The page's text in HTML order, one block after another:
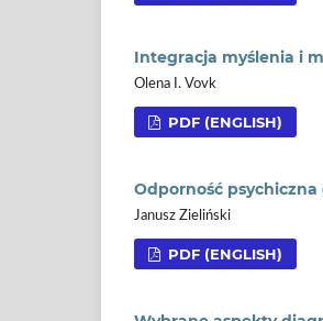
Integracja myślenia i
Olena I. Vovk
PDF (ENGLISH)
Odporność
Janusz Zieliński
PDF (ENGLISH)